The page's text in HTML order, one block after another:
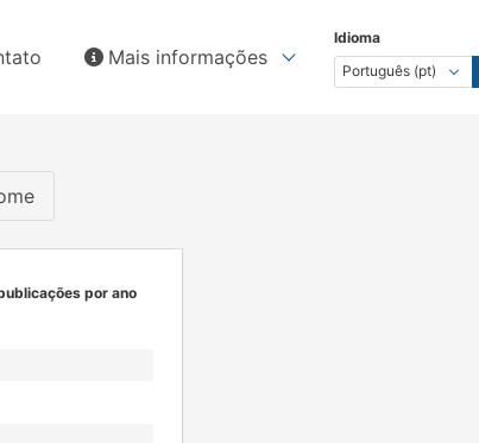
Mais informações
Idioma
por ano